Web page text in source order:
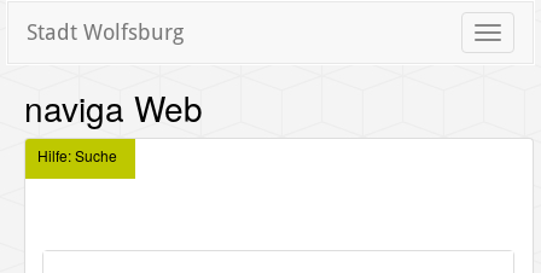
Toggle
Stadt Wolfsburg
naviga Web
Hilfe: Suche